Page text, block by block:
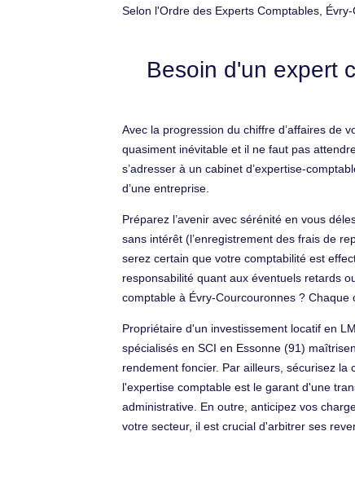
Selon l'Ordre des Experts Comptables,
Besoin d'un expert
Avec la progression du chiffre d’affaires de
quasiment inévitable et il ne faut pas
s’adresser à un cabinet d’expertise-
d’une entreprise.
Préparez l’avenir avec sérénité en vous
sans intérêt (l’enregistrement des frais de
serez certain que votre comptabilité est
responsabilité quant aux éventuels retards
comptable à Évry-Courcouronnes ?
Propriétaire d'un investissement locatif en
spécialisés en SCI en Essonne (91)
rendement foncier. Par ailleurs, sécurisez
l'expertise comptable est le garant d'une
administrative. En outre, anticipez vos
votre secteur, il est crucial d'arbitrer ses